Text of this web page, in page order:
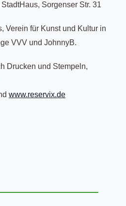
Sorgenser Str. 31
Verein für Kunst und Kultur in
VVV und JohnnyB.
Drucken und Stempeln,
www.reservix.de